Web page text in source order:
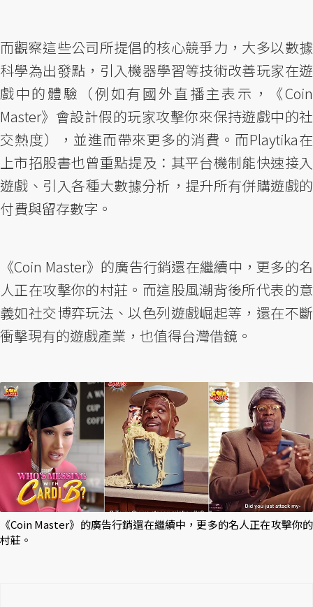
而觀察這些公司所提倡的核心競爭力，大多以數據
科學為出發點，引入機器學習等技術改善玩家在遊
戲中的體驗（例如有國外直播主表示，《Coin
Master》會設計假的玩家攻擊你來保持遊戲中的社
交熱度），並進而帶來更多的消費。而Playtika在
上市招股書也曾重點提及：其平台機制能快速接入
遊戲、引入各種大數據分析，提升所有併購遊戲的
付費與留存數字。
《Coin Master》的廣告行銷還在繼續中，更多的名
人正在攻擊你的村莊。而這股風潮背後所代表的意
義如社交博弈玩法、以色列遊戲崛起等，還在不斷
衝擊現有的遊戲產業，也值得台灣借鏡。
《Coin Master》的廣告行銷還在繼續中，更多的名人正在攻擊你的
村莊。